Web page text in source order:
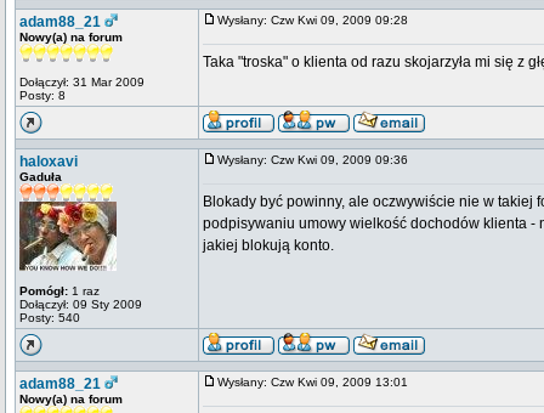
adam88_21
Nowy(a) na forum
Dołączył: 31 Mar 2009
Posty: 8
Wysłany: Czw Kwi 09, 2009 09:28
Taka "troska" o klienta od razu skojarzyła mi się z
haloxavi
Gaduła
Pomógł: 1 raz
Dołączył: 09 Sty 2009
Posty: 540
Wysłany: Czw Kwi 09, 2009 09:36
Blokady być powinny, ale oczwywiście nie w
podpisywaniu umowy wielkość dochodów klienta
jakiej blokują konto.
adam88_21
Nowy(a) na forum
Wysłany: Czw Kwi 09, 2009 13:01